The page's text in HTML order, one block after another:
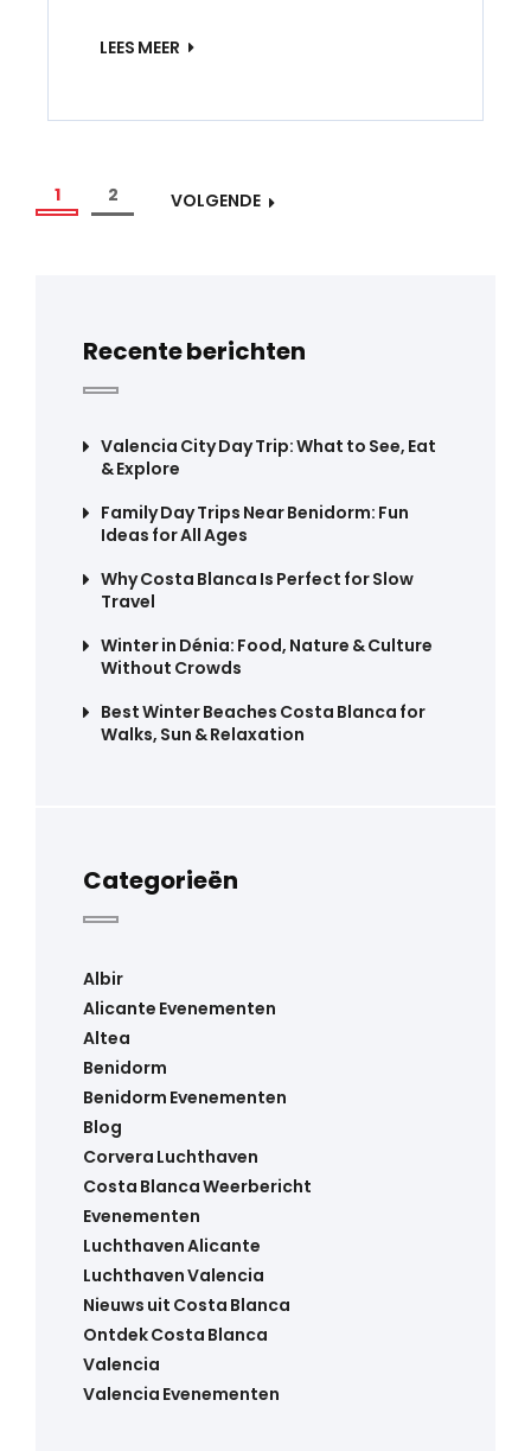
LEES MEER
1 2 VOLGENDE
Recente berichten
Valencia City Day Trip: What to See, Eat
& Explore
Family Day Trips Near Benidorm: Fun
Ideas for All Ages
Why Costa Blanca Is Perfect for Slow
Travel
Winter in Dénia: Food, Nature & Culture
Without Crowds
Best Winter Beaches Costa Blanca for
Walks, Sun & Relaxation
Categorieën
Albir
Alicante Evenementen
Altea
Benidorm
Benidorm Evenementen
Blog
Corvera Luchthaven
Costa Blanca Weerbericht
Evenementen
Luchthaven Alicante
Luchthaven Valencia
Nieuws uit Costa Blanca
Ontdek Costa Blanca
Valencia
Valencia Evenementen